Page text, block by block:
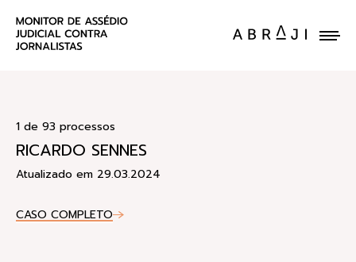
ENVIE UM CASO
1 de 93 processos
RICARDO SENNES
Atualizado em 29.03.2024
CASO COMPLETO